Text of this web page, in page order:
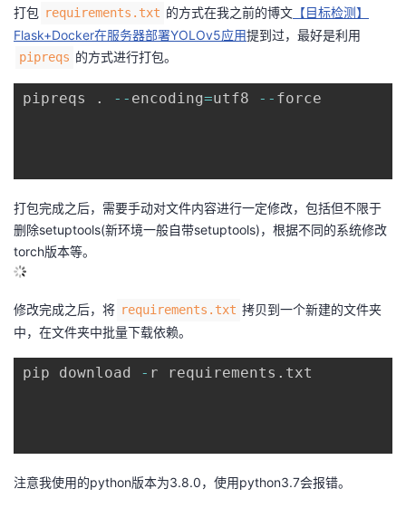
打包 requirements.txt 的方式在我之前的博文 【目标检测】
Flask+Docker在服务器部署YOLOv5应用提到过，最好是利用
pipreqs 的方式进行打包。
pipreqs . - - encoding=utf8 - - force
打包完成之后，需要手动对文件内容进行一定修改，包括但不限于
删除setuptools(新环境一般自带setuptools)，根据不同的系统修改
torch版本等。
修改完成之后，将 requirements.txt 拷贝到一个新建的文件夹
中，在文件夹中批量下载依赖。
pip download - r requirements . txt
注意我使用的python版本为3.8.0，使用python3.7会报错。